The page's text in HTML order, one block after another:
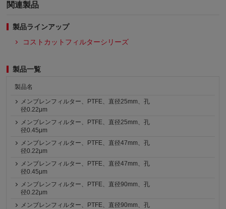
関連製品
製品ラインアップ
コストカットフィルターシリーズ
製品一覧
製品名
メンブレンフィルター、PTFE、直径25mm、孔
径0.22μm
メンブレンフィルター、PTFE、直径25mm、孔
径0.45μm
メンブレンフィルター、PTFE、直径47mm、孔
径0.22μm
メンブレンフィルター、PTFE、直径47mm、孔
径0.45μm
メンブレンフィルター、PTFE、直径90mm、孔
径0.22μm
メンブレンフィルター、PTFE、直径90mm、孔